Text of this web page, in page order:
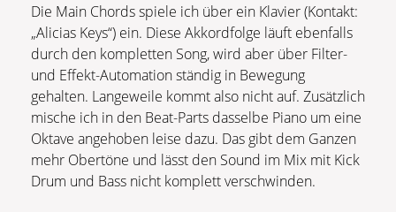
Die Main Chords spiele ich über ein Klavier (Kontakt:
„Alicias Keys“) ein. Diese Akkordfolge läuft ebenfalls
durch den kompletten Song, wird aber über Filter-
und Effekt-Automation ständig in Bewegung
gehalten. Langeweile kommt also nicht auf. Zusätzlich
mische ich in den Beat-Parts dasselbe Piano um eine
Oktave angehoben leise dazu. Das gibt dem Ganzen
mehr Obertöne und lässt den Sound im Mix mit Kick
Drum und Bass nicht komplett verschwinden.